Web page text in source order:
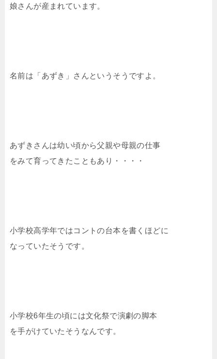
娘さんが産まれています。
名前は「あずき」さんというそうですよ。
あずきさんは幼い頃から父親や母親の仕事
をみて育ってきたこともあり・・・・
小学校高学年ではコントの台本を書くほどに
なっていたそうです。
小学校6年生の頃には文化祭で演劇の脚本
を手がけていたそうなんです。